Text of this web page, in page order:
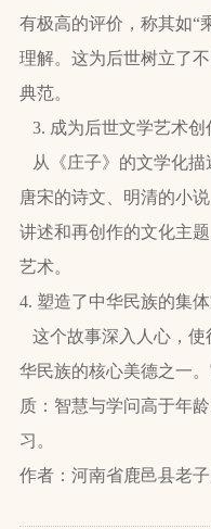
有极高的评价，称其如“
理解。这为后世树立了
典范。
3. 成为后世文学艺术创
从《庄子》的文学化描
唐宋的诗文、明清的小
讲述和再创作的文化主
艺术。
4. 塑造了中华民族的集体
这个故事深入人心，使
华民族的核心美德之一
质：智慧与学问高于年
习。
作者：河南省鹿邑县老